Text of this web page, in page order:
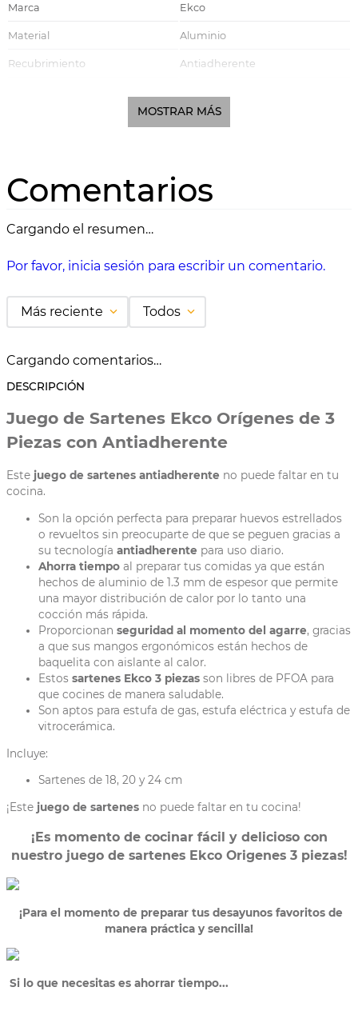
Marca Ekco
Material Aluminio
Recubrimiento Antiadherente
Origenes
Compatible con
Estufa de vitrocerámica
MOSTRAR MÁS
Comentarios
Cargando el resumen…
Por favor, inicia sesión para escribir un comentario.
Más reciente Todos
Cargando comentarios…
DESCRIPCIÓN
Juego de Sartenes Ekco Orígenes de 3
Piezas con Antiadherente
Este juego de sartenes antiadherente no puede faltar en tu
cocina.
Son la opción perfecta para preparar huevos estrellados
o revueltos sin preocuparte de que se peguen gracias a
su tecnología antiadherente para uso diario.
Ahorra tiempo al preparar tus comidas ya que están
hechos de aluminio de 1.3 mm de espesor que permite
una mayor distribución de calor por lo tanto una
cocción más rápida.
Proporcionan seguridad al momento del agarre, gracias
a que sus mangos ergonómicos están hechos de
baquelita con aislante al calor.
Estos sartenes Ekco 3 piezas son libres de PFOA para
que cocines de manera saludable.
Son aptos para estufa de gas, estufa eléctrica y estufa de
vitrocerámica.
Incluye:
Sartenes de 18, 20 y 24 cm
¡Este juego de sartenes no puede faltar en tu cocina!
¡Es momento de cocinar fácil y delicioso con
nuestro juego de sartenes Ekco Origenes 3 piezas!
¡Para el momento de preparar tus desayunos favoritos de
manera práctica y sencilla!
Si lo que necesitas es ahorrar tiempo...